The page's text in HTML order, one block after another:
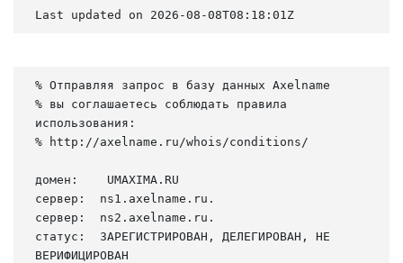
Last updated on 2026-08-08T08:18:01Z
% Отправляя запрос в базу данных Axelname
% вы соглашаетесь соблюдать правила
использования:
% http://axelname.ru/whois/conditions/
домен:    UMAXIMA.RU
сервер:  ns1.axelname.ru.
сервер:  ns2.axelname.ru.
статус:  ЗАРЕГИСТРИРОВАН, ДЕЛЕГИРОВАН, НЕ
ВЕРИФИЦИРОВАН